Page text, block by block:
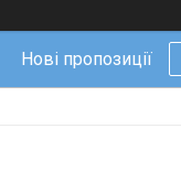
Нові пропозиції